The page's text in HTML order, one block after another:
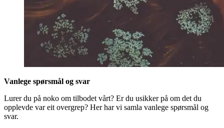
Vanlege spørsmål og svar
Lurer du på noko om tilbodet vårt? Er du usikker på om det du
opplevde var eit overgrep? Her har vi samla vanlege spørsmål og
svar.